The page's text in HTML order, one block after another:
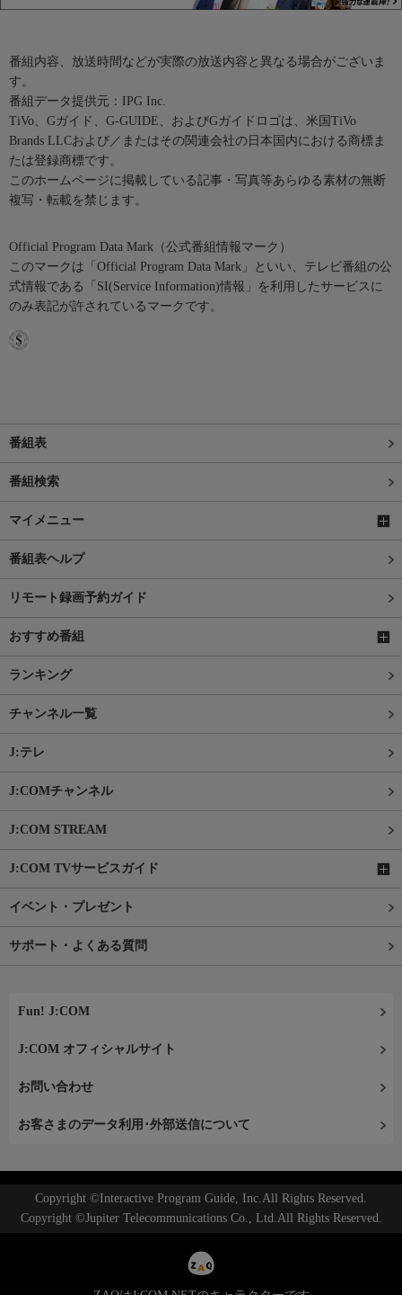
番組内容、放送時間などが実際の放送内容と異なる場合がございま
す。
番組データ提供元：IPG Inc.
TiVo、Gガイド、G-GUIDE、およびGガイドロゴは、米国TiVo
Brands LLCおよび／またはその関連会社の日本国内における商標ま
たは登録商標です。
このホームページに掲載している記事・写真等あらゆる素材の無断
複写・転載を禁じます。
Official Program Data Mark（公式番組情報マーク）
このマークは「Official Program Data Mark」といい、テレビ番組の公
式情報である「SI(Service Information)情報」を利用したサービスに
のみ表記が許されているマークです。
番組表
番組検索
マイメニュー
番組表ヘルプ
リモート録画予約ガイド
おすすめ番組
ランキング
チャンネル一覧
J:テレ
J:COMチャンネル
J:COM STREAM
J:COM TVサービスガイド
イベント・プレゼント
サポート・よくある質問
Fun! J:COM
J:COM オフィシャルサイト
お問い合わせ
お客さまのデータ利用･外部送信について
Copyright ©Interactive Program Guide, Inc.All Rights Reserved.
Copyright ©Jupiter Telecommunications Co., Ltd.All Rights Reserved.